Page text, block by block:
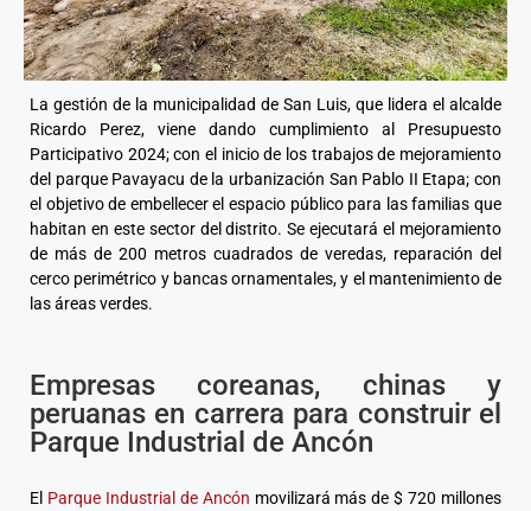
La gestión de la municipalidad de San Luis, que lidera el alcalde
Ricardo Perez, viene dando cumplimiento al Presupuesto
Participativo 2024; con el inicio de los trabajos de mejoramiento
del parque Pavayacu de la urbanización San Pablo II Etapa; con
el objetivo de embellecer el espacio público para las familias que
habitan en este sector del distrito. Se ejecutará el mejoramiento
de más de 200 metros cuadrados de veredas, reparación del
cerco perimétrico y bancas ornamentales, y el mantenimiento de
las áreas verdes.
Empresas coreanas, chinas y
peruanas en carrera para construir el
Parque Industrial de Ancón
El Parque Industrial de Ancón movilizará más de $ 720 millones